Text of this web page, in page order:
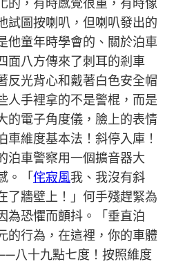
的，有時感覺很重，有時像
試圖按喇叭，但喇叭發出的
他童年時學會的、關於泊車
面八方傳來了刺耳的剎車
反光背心和戴著白色安全帽
人手裡拿的不是警棍，而是
的電子角度儀，臉上的表情
車維度基本法！斜停入庫！
泊車警察用一個擴音器大
。「 侘寂風我、我沒有斜
了牆壁上！」何手殘趕緊為
為恐懼而顫抖。「垂直泊
的行為，在這裡，你的車體
八十九點七度！按照維度